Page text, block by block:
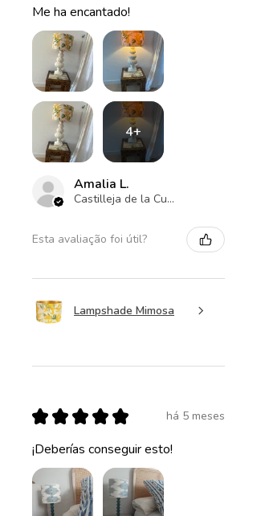
Me ha encantado!
4+
Amalia L.
Castilleja de la Cuesta , ES-AN
Esta avaliação foi útil?
Lampshade Mimosa
★ ★ ★ ★ ★ há 5 meses
¡Deberías conseguir esto!